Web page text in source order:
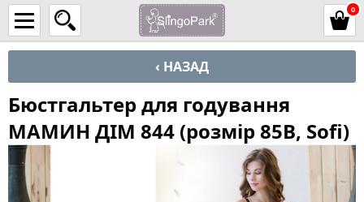
0
‹ НАЗАД
Бюстгальтер для годування
МАМИН ДІМ 844 (розмір 85B, Sofi)